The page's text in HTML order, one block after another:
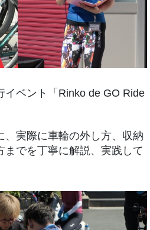
イベント「Rinko de GO Ride
、実際に車輪の外し方、収納
までを丁寧に解説、実践して